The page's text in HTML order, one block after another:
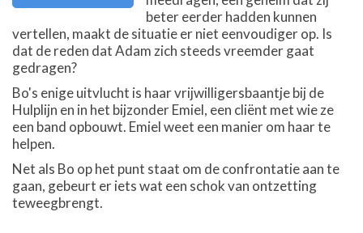
beter eerder hadden kunnen
vertellen, maakt de situatie er niet eenvoudiger op. Is
dat de reden dat Adam zich steeds vreemder gaat
gedragen?
Bo's enige uitvlucht is haar vrijwilligersbaantje bij de
Hulplijn en in het bijzonder Emiel, een cliënt met wie ze
een band opbouwt. Emiel weet een manier om haar te
helpen.
Net als Bo op het punt staat om de confrontatie aan te
gaan, gebeurt er iets wat een schok van ontzetting
teweegbrengt.